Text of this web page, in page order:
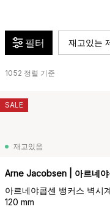
필터 재고있는
1052 정렬 기준
재고있음
Arne Jacobsen | 아르네야
아르네야콥센 뱅커스 벽시
120 mm
SALE